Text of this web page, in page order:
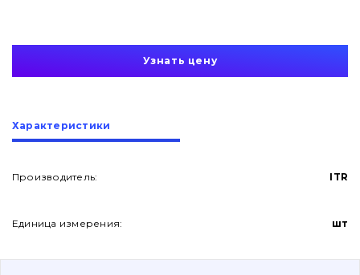
О нас
Контакты
Вакансии
Узнать цену
Характеристики
Производитель: ITR
Единица измерения: шт